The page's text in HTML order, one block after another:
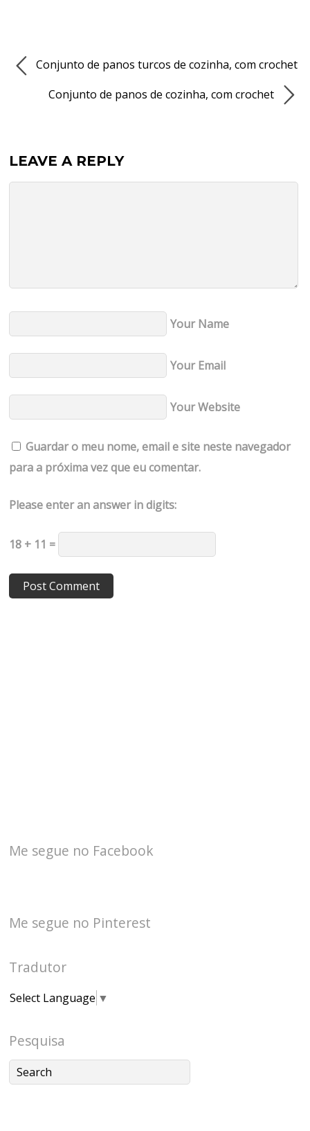
Conjunto de panos turcos de cozinha, com crochet
Conjunto de panos de cozinha, com crochet
LEAVE A REPLY
Your Name
Your Email
Your Website
Guardar o meu nome, email e site neste navegador
para a próxima vez que eu comentar.
Please enter an answer in digits:
18 + 11 =
Me segue no Facebook
Me segue no Pinterest
Tradutor
Select Language ▼
Pesquisa